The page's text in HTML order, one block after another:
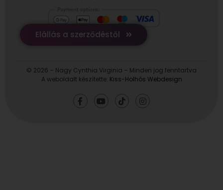
Elállás a szerződéstől
© 2026 – Nagy Cynthia Virginia – Minden jog fenntartva
A weboldalt készítette: Kiss-Holhós Webdesign